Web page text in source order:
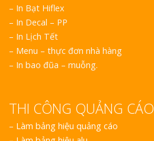
– In Bạt Hiflex
– In Decal – PP
– In Lịch Tết
– Menu – thực đơn nhà hàng
– In bao đũa – muỗng.
THI CÔNG QUẢNG CÁO
– Làm bảng hiệu quảng cáo